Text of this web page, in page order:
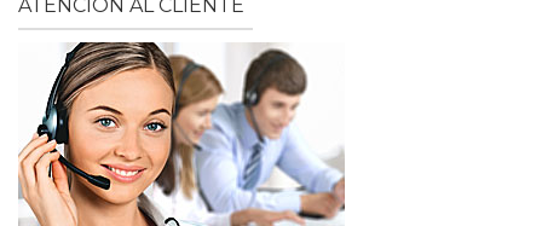
ATENCIÓN AL CLIENTE